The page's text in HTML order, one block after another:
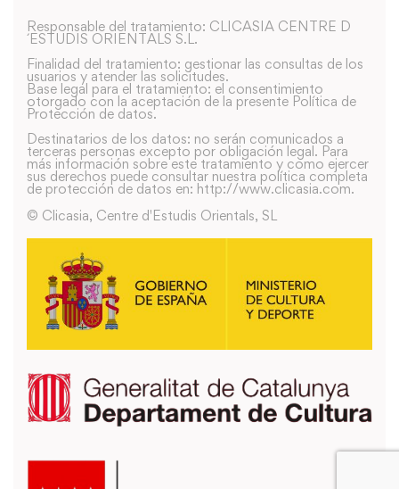
Responsable del tratamiento: CLICASIA CENTRE D
´ESTUDIS ORIENTALS S.L.
Finalidad del tratamiento: gestionar las consultas de los
usuarios y atender las solicitudes.
Base legal para el tratamiento: el consentimiento
otorgado con la aceptación de la presente Política de
Protección de datos.
Destinatarios de los datos: no serán comunicados a
terceras personas excepto por obligación legal. Para
más información sobre este tratamiento y como ejercer
sus derechos puede consultar nuestra política completa
de protección de datos en: http://www.clicasia.com.
© Clicasia, Centre d'Estudis Orientals, SL